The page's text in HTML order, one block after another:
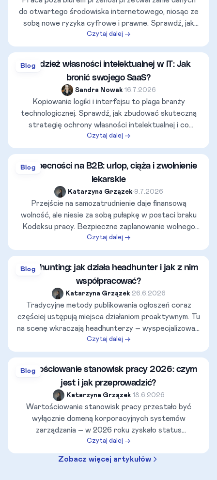
do otwartego środowiska internetowego, niosąc ze
sobą nowe ryzyka cyfrowe i prawne. Sprawdź, jak
połączyć wygodę zespołu z twardymi zasadami
higieny cyfrowej oraz techniczną kontrolą lokalizacji.
Czytaj dalej →
Blog
Kradzież własności intelektualnej w IT: Jak
bronić swojego SaaS?
Sandra Nowak•16.7.2026
Kopiowanie logiki i interfejsu to plaga branży
technologicznej. Sprawdź, jak zbudować skuteczną
strategię ochrony własności intelektualnej i co
zrobić, gdy konkurencja przywłaszcza Twoją pracę.
Czytaj dalej →
Blog
Nieobecności na B2B: urlop, ciąża i zwolnienie
lekarskie
Katarzyna Grzązek•9.7.2026
Przejście na samozatrudnienie daje finansową
wolność, ale niesie za sobą pułapkę w postaci braku
Kodeksu pracy. Bezpieczne zaplanowanie wolnego
czy zabezpieczenie się na wypadek choroby na
kontrakcie B2B wymaga znajomości konkretnych
przewodnik wyjaśnia, jak legalnie odpoczywać,
chorować i nie stracić płynności finansowej na własnej
działalności.
Czytaj dalej →
Blog
Headhunting: jak działa headhunter i jak z nim
współpracować?
Katarzyna Grzązek•26.6.2026
Tradycyjne metody publikowania ogłoszeń coraz
częściej ustępują miejsca działaniom proaktywnym. Tu
na scenę wkraczają headhunterzy – wyspecjalizowani
łowcy talentów, którzy potrafią dotrzeć do tzw.
kandydatów pasywnych, często pracujących dla
pracy, na jakie prowizje mogą liczyć i jak powinna
wyglądać profesjonalna rozmowa z rekruterem?
Czytaj dalej →
Blog
Wartościowanie stanowisk pracy 2026: czym
jest i jak przeprowadzić?
Katarzyna Grzązek•18.6.2026
Wartościowanie stanowisk pracy przestało być
wyłącznie domeną korporacyjnych systemów
zarządzania – w 2026 roku zyskało status
absolutnego priorytetu dla każdej dojrzałej
organizacji. Wprowadzenie obiektywnej, bezosobowej
wyceny poszczególnych ról to jedyna droga do
Czytaj dalej →
Zobacz więcej artykułów